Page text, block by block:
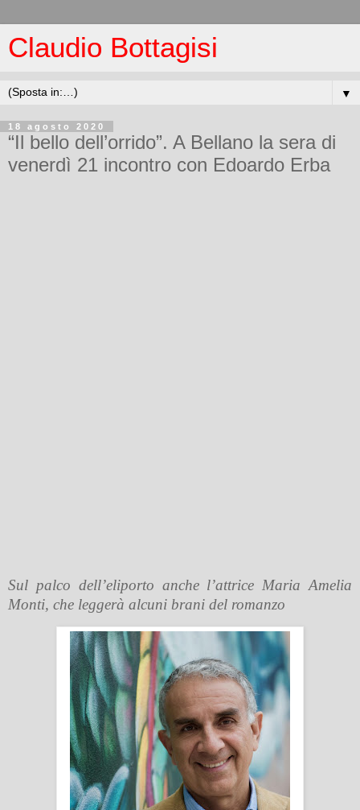
Claudio Bottagisi
▼
18 agosto 2020
“Il bello dell’orrido”. A Bellano la sera di
venerdì 21 incontro con Edoardo Erba
Sul palco dell’eliporto anche l’attrice Maria Amelia
Monti, che leggerà alcuni brani del romanzo